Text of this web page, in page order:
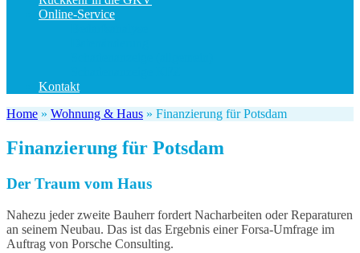
Online-Service
Kontakt
Home » Wohnung & Haus » Finanzierung für Potsdam
Finanzierung für Potsdam
Der Traum vom Haus
Nahezu jeder zweite Bauherr fordert Nacharbeiten oder Reparaturen
an seinem Neubau. Das ist das Ergebnis einer Forsa-Umfrage im
Auftrag von Porsche Consulting.